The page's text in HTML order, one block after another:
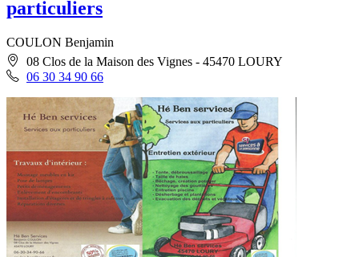
particuliers
COULON Benjamin
08 Clos de la Maison des Vignes - 45470 LOURY
06 30 34 90 66